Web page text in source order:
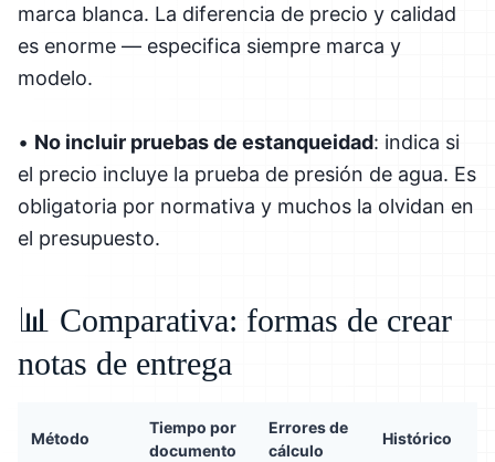
marca blanca. La diferencia de precio y calidad
es enorme — especifica siempre marca y
modelo.
• No incluir pruebas de estanqueidad: indica si
el precio incluye la prueba de presión de agua. Es
obligatoria por normativa y muchos la olvidan en
el presupuesto.
📊 Comparativa: formas de crear
notas de entrega
Método
Tiempo por
documento
Errores de
cálculo
Histórico